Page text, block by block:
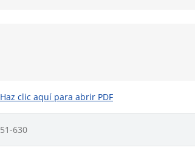
Haz clic aquí para abrir PDF
51-630